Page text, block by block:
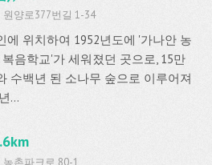
양로377번길 1-34
에 위치하여 1952년도에 '가나안 농
음학교'가 세워졌던 곳으로, 15만
수백년 된 소나무 숲으로 이루어져
...
촌파크로 80-1